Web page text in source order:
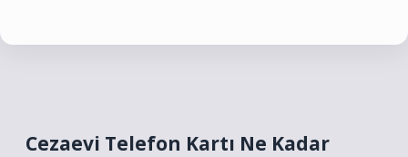
Cezaevi Telefon Kartı Ne Kadar